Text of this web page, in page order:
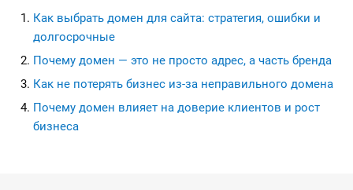
Как выбрать домен для сайта: стратегия, ошибки и
долгосрочные
Почему домен — это не просто адрес, а часть бренда
Как не потерять бизнес из-за неправильного домена
Почему домен влияет на доверие клиентов и рост
бизнеса